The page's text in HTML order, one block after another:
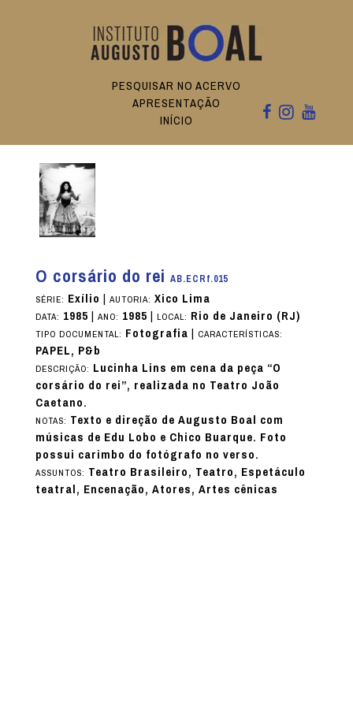
PESQUISAR NO ACERVO
APRESENTAÇÃO
INÍCIO
O corsário do rei AB.ECRf.015
SÉRIE: Exílio | AUTORIA: Xico Lima
DATA: 1985| ANO: 1985| LOCAL: Rio de Janeiro (RJ)
TIPO DOCUMENTAL: Fotografia| CARACTERÍSTICAS:
PAPEL, P&b
DESCRIÇÃO: Lucinha Lins em cena da peça “O
corsário do rei”, realizada no Teatro João
Caetano.
NOTAS: Texto e direção de Augusto Boal com
músicas de Edu Lobo e Chico Buarque. Foto
possui carimbo do fotógrafo no verso.
ASSUNTOS: Teatro Brasileiro, Teatro, Espetáculo
teatral, Encenação, Atores, Artes cênicas